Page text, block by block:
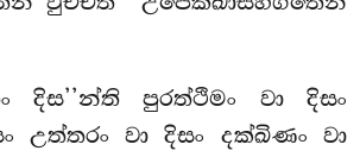
දිස’’න්ති පුරත්ථිමං වා දිසං
උත්තරං වා දිසං දක්ඛිණං වා